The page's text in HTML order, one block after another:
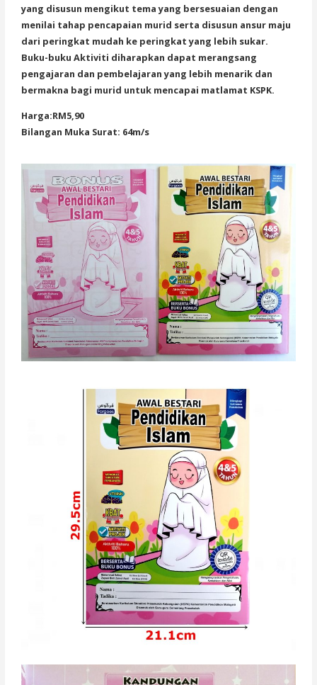
yang disusun mengikut tema yang bersesuaian dengan
menilai tahap pencapaian murid serta disusun ansur maju
dari peringkat mudah ke peringkat yang lebih sukar.
Buku-buku Aktiviti diharapkan dapat merangsang
pengajaran dan pembelajaran yang lebih menarik dan
bermakna bagi murid untuk mencapai matlamat KSPK.
Harga:RM5,90
Bilangan Muka Surat: 64m/s